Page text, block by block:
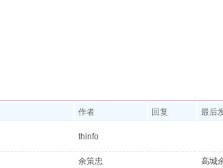
作者 回复 最后
thinfo
余策忠 高城